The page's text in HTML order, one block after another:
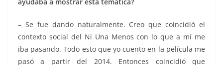
– Se fue dando naturalmente. Creo que coincidió el
contexto social del Ni Una Menos con lo que a mí me
iba pasando. Todo esto que yo cuento en la película me
pasó a partir del 2014. Entonces coincidió que